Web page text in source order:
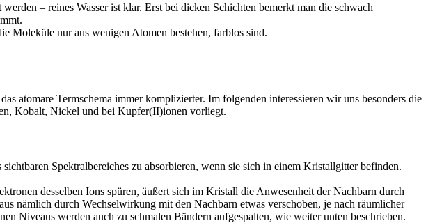
– reines Wasser ist klar. Erst bei dicken Schichten bemerkt man die schwach
Moleküle nur aus wenigen Atomen bestehen, farblos sind.
atomare Termschema immer komplizierter. Im folgenden interessieren wir uns besonders die
Kobalt, Nickel und bei Kupfer(II)ionen vorliegt.
Spektralbereiches zu absorbieren, wenn sie sich in einem Kristallgitter befinden.
desselben Ions spüren, äußert sich im Kristall die Anwesenheit der Nachbarn durch
nämlich durch Wechselwirkung mit den Nachbarn etwas verschoben, je nach räumlicher
Niveaus werden auch zu schmalen Bändern aufgespalten, wie weiter unten beschrieben.